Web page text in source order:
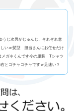
じ次男がじゅんじ、それぞれ意
しいｗ髪型 担当さんにお任せだけ
メガネくんです今の服装 Tシャツ
とゴチャゴチャですｗ足速い？